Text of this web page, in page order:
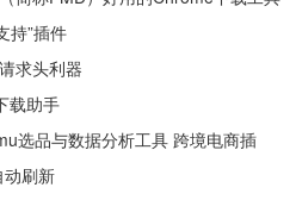
持”插件
求头利器
载助手
选品与数据分析工具 跨境电商插
刷新